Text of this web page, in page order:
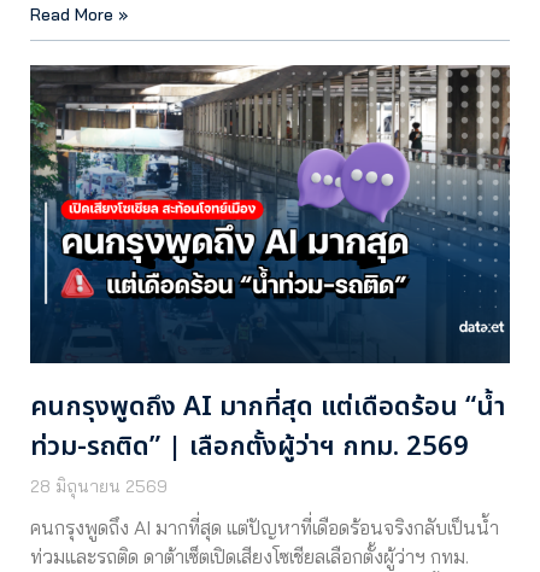
Read More »
คนกรุงพูดถึง AI มากที่สุด แต่เดือดร้อน “น้ำ
ท่วม-รถติด” | เลือกตั้งผู้ว่าฯ กทม. 2569
28 มิถุนายน 2569
คนกรุงพูดถึง AI มากที่สุด แต่ปัญหาที่เดือดร้อนจริงกลับเป็นน้ำ
ท่วมและรถติด ดาต้าเซ็ตเปิดเสียงโซเชียลเลือกตั้งผู้ว่าฯ กทม.